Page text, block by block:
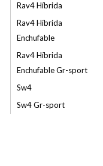
Rav4 Híbrida
Rav4 Híbrida
Enchufable
Rav4 Híbrida
Enchufable Gr-sport
Sw4
Sw4 Gr-sport